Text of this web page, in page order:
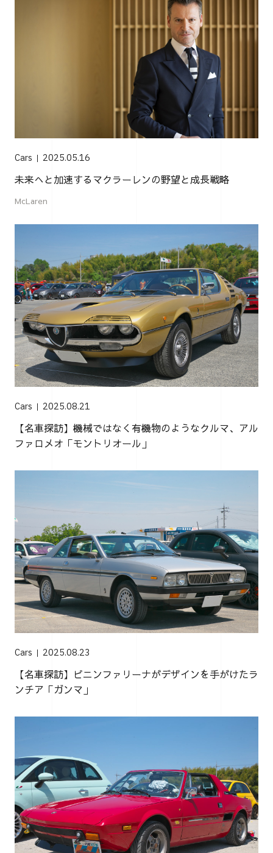
Cars 2025.05.16
未来へと加速するマクラーレンの野望と成長戦略
McLaren
Cars 2025.08.21
【名車探訪】機械ではなく有機物のようなクルマ、アル
ファロメオ「モントリオール」
Cars 2025.08.23
【名車探訪】ピニンファリーナがデザインを手がけたラ
ンチア「ガンマ」